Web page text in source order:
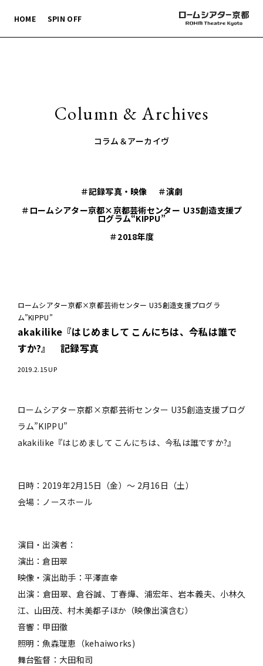
HOME SPIN OFF
Column & Archives
コラム＆アーカイヴ
＃記録写真・映像
＃演劇
＃ロームシアター京都×京都芸術センター Ｕ35創造支援プ
ログラム“KIPPU”
＃2018年度
ロームシアター京都×京都芸術センター U35創造支援プログラ
ム”KIPPU”
akakilike『はじめまして こんにちは、今私は誰で
すか?』 記録写真
2019.2.15 UP
ロームシアター京都×京都芸術センター U35創造支援プログ
ラム”KIPPU”
akakilike『はじめまして こんにちは、今私は誰ですか?』
日時：2019年2月15日（金）～ 2月16日（土）
会場：ノースホール
演目・出演者：
演出：倉田翠
映像・演出助手：平澤直幸
出演：倉田翠、倉谷誠、丁春燁、浦宏年、岩本義夫、小林久
江、山田茂、村木美都子ほか（映像出演含む）
音響：甲田徹
照明：魚森理恵（kehaiworks)
舞台監督：大田和司